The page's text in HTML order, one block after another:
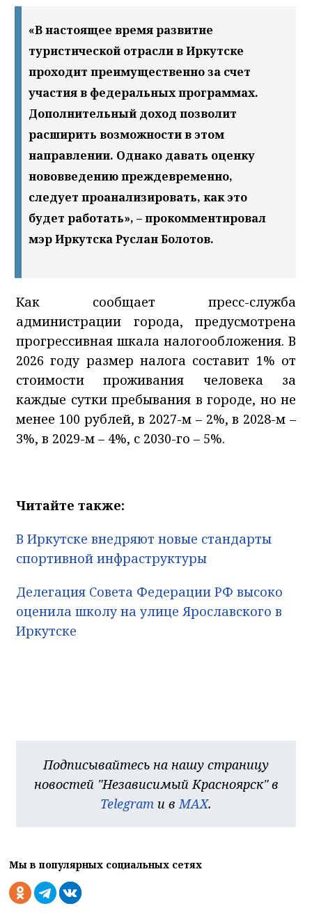
«В настоящее время развитие
туристической отрасли в Иркутске
проходит преимущественно за счет
участия в федеральных программах.
Дополнительный доход позволит
расширить возможности в этом
направлении. Однако давать оценку
нововведению преждевременно,
следует проанализировать, как это
будет работать», – прокомментировал
мэр Иркутска Руслан Болотов.
Как сообщает пресс-служба
администрации города, предусмотрена
прогрессивная шкала налогообложения. В
2026 году размер налога составит 1% от
стоимости проживания человека за
каждые сутки пребывания в городе, но не
менее 100 рублей, в 2027-м – 2%, в 2028-м –
3%, в 2029-м – 4%, с 2030-го – 5%.
Читайте также:
В Иркутске внедряют новые стандарты
спортивной инфраструктуры
Делегация Совета Федерации РФ высоко
оценила школу на улице Ярославского в
Иркутске
Подписывайтесь на нашу страницу
новостей "Независимый Красноярск" в
Telegram и вMAX.
Мы в популярных социальных сетях